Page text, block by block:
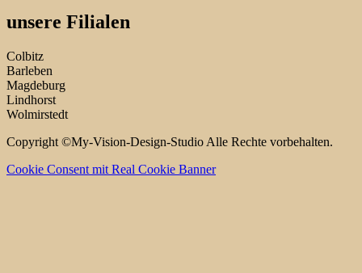
unsere Filialen
Colbitz
Barleben
Magdeburg
Lindhorst
Wolmirstedt
Copyright ©My-Vision-Design-Studio Alle Rechte vorbehalten.
Cookie Consent mit Real Cookie Banner